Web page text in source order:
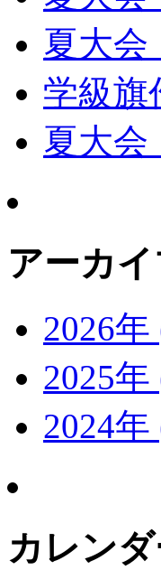
夏大会
学級旗
夏大会
アーカ
2026年
2025年
2024年
カレン